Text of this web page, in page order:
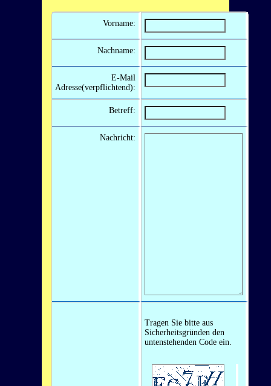
Vorname:
Nachname:
E-Mail
Adresse(verpflichtend):
Betreff:
Nachricht:
Tragen Sie bitte aus
Sicherheitsgründen den
untenstehenden Code ein.